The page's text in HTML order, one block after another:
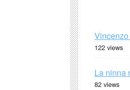
122 views
La ninna
82 views